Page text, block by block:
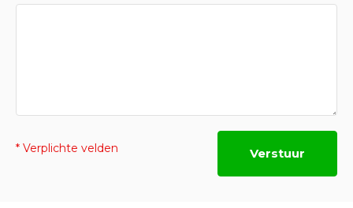
* Verplichte velden Verstuur